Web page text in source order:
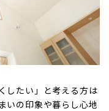
したい」と考える方は
いの印象や暮らし心地